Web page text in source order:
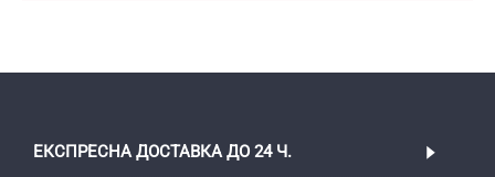
ЕКСПРЕСНА ДОСТАВКА ДО 24 Ч.